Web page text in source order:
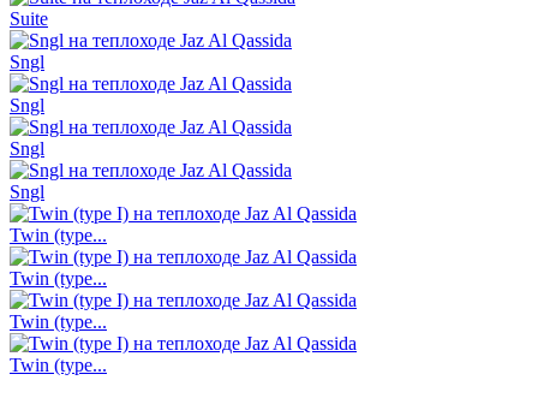
Suite
Sngl
Sngl
Sngl
Sngl
Twin (type...
Twin (type...
Twin (type...
Twin (type...